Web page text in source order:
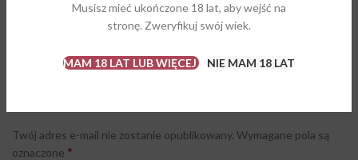
Musisz mieć ukończone 18 lat, aby wejść na
stronę. Zweryfikuj swój wiek.
MAM 18 LAT LUB WIĘCEJ NIE MAM 18 LAT
Na razie nie ma opinii o produkcie.
Twój adres e-mail nie zostanie opublikowany. Wymagane pola są
oznaczone *